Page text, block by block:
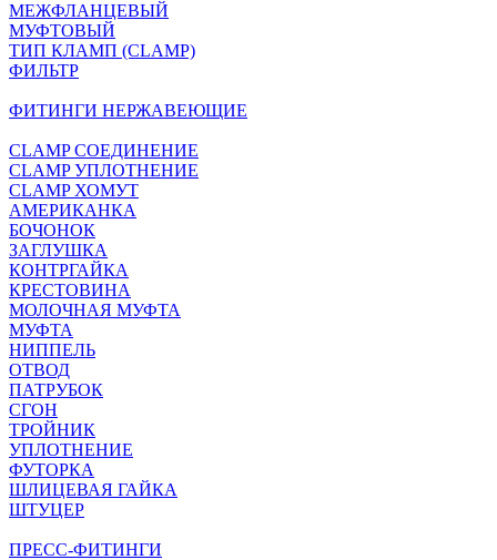
МЕЖФЛАНЦЕВЫЙ
МУФТОВЫЙ
ТИП КЛАМП (CLAMP)
ФИЛЬТР
ФИТИНГИ НЕРЖАВЕЮЩИЕ
CLAMP СОЕДИНЕНИЕ
CLAMP УПЛОТНЕНИЕ
CLAMP ХОМУТ
АМЕРИКАНКА
БОЧОНОК
ЗАГЛУШКА
КОНТРГАЙКА
КРЕСТОВИНА
МОЛОЧНАЯ МУФТА
МУФТА
НИППЕЛЬ
ОТВОД
ПАТРУБОК
СГОН
ТРОЙНИК
УПЛОТНЕНИЕ
ФУТОРКА
ШЛИЦЕВАЯ ГАЙКА
ШТУЦЕР
ПРЕСС-ФИТИНГИ